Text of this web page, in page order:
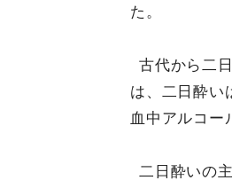
た。
古代から二
は、二日酔い
血中アルコー
二日酔いの